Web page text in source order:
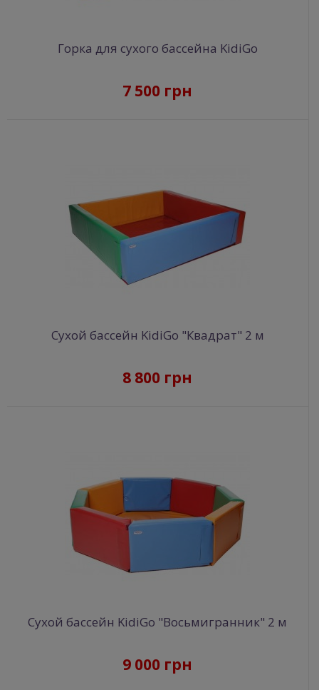
Горка для сухого бассейна KidiGo
7 500 грн
Сухой бассейн KidiGo "Квадрат" 2 м
8 800 грн
Сухой бассейн KidiGo "Восьмигранник" 2 м
9 000 грн